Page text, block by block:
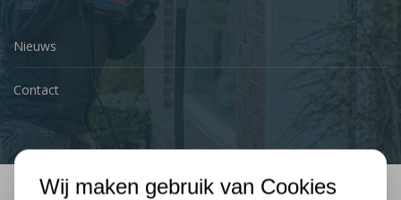
Nieuws
Contact
Wij maken gebruik van Cookies